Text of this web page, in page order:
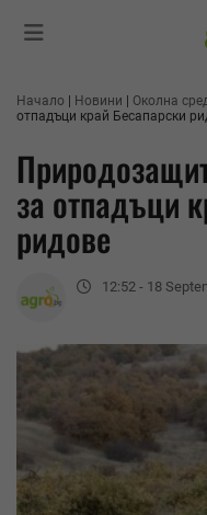
Начало Новини Околна
отпадъци край Бесапарски
за отпадъци
ридове
12:52 - 18